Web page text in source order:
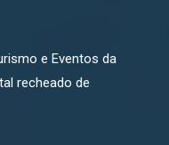
e Eventos da
recheado de